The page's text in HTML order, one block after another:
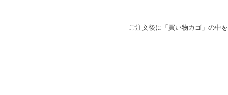
ご注文後に「買い物カゴ」の中